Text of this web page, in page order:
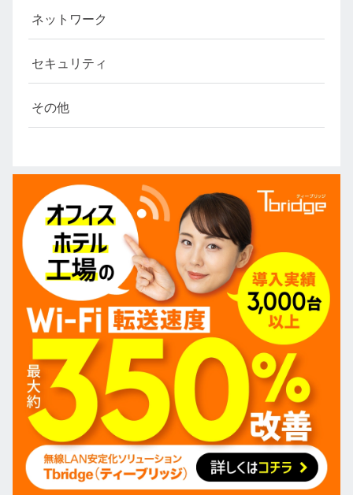
ネットワーク
セキュリティ
その他